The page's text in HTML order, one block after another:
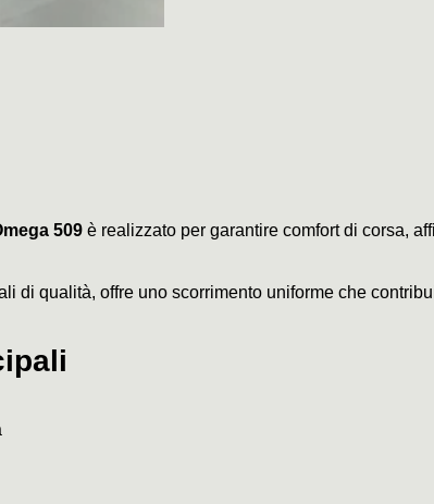
509 è realizzato per garantire comfort di corsa,
di qualità, offre uno scorrimento uniforme che